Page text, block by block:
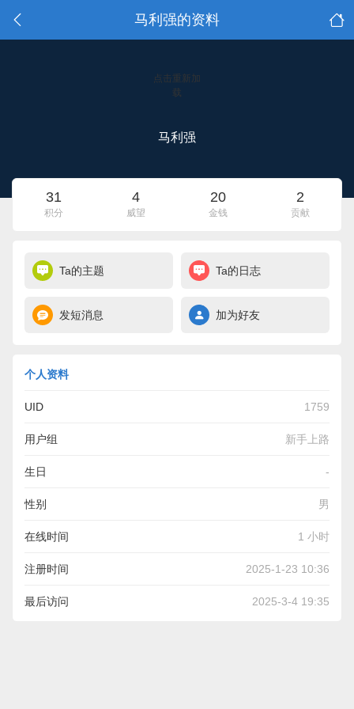
马利强的资料
点击重新加
载
马利强
31
积分
4
威望
20
金钱
2
贡献
Ta的主题 Ta的日志
发短消息 加为好友
个人资料
UID 1759
用户组 新手上路
生日 -
性别 男
在线时间 1 小时
注册时间 2025-1-23 10:36
最后访问 2025-3-4 19:35